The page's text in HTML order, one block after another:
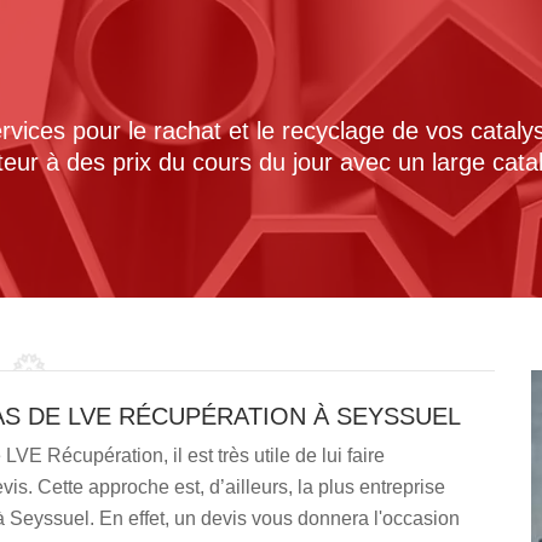
pour le rachat et le recyclage de vos
à des prix du cours du jour avec un large
DE LVE RÉCUPÉRATION À SEYSSUEL
Récupération, il est très utile de lui faire
Cette approche est, d’ailleurs, la plus entreprise
En effet, un devis vous donnera l'occasion